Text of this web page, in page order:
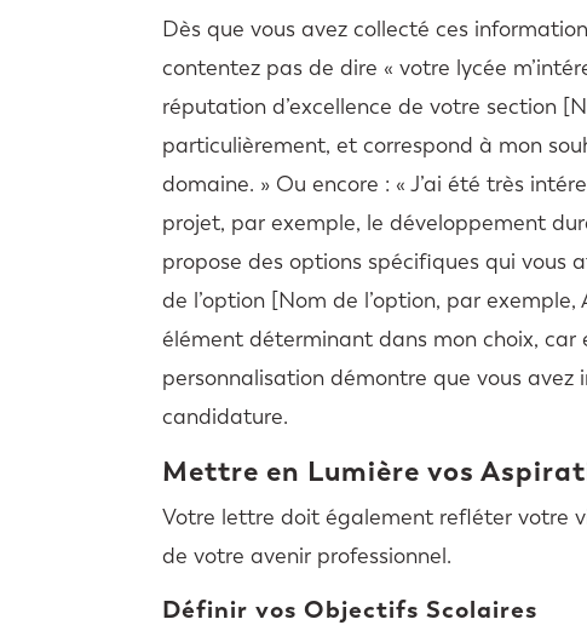
Dès que vous avez collecté ces
contentez pas de dire « votre lycée
réputation d’excellence de votre section
particulièrement, et correspond à mon
domaine. » Ou encore : « J’ai été très
projet, par exemple, le développement
propose des options spécifiques qui vous
de l’option [Nom de l’option, par
élément déterminant dans mon choix, car
personnalisation démontre que vous
candidature.
Mettre en Lumière vos
Votre lettre doit également refléter votre
de votre avenir professionnel.
Définir vos Objectifs Scolaires